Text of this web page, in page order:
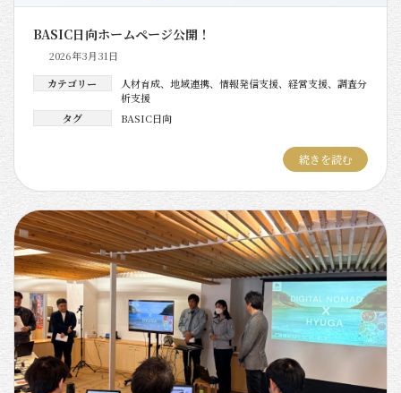
BASIC日向ホームページ公開！
2026年3月31日
カテゴリー
人材育成、 地域連携、 情報発信支援、 経営支援、 調査分
析支援
タグ
BASIC日向
続きを読む